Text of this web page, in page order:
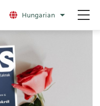
Hungarian További